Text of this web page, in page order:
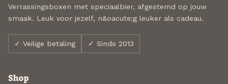
Verrassingsboxen met speciaalbier, afgestemd op jouw
smaak. Leuk voor jezelf, n&oacute;g leuker als cadeau.
✓ Veilige betaling ✓ Sinds 2013
Shop